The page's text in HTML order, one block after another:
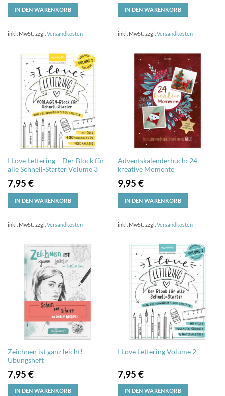
IN DEN WARENKORB
inkl. MwSt. zzgl. Versandkosten
IN DEN WARENKORB
inkl. MwSt. zzgl. Versandkosten
I Love Lettering – Der Block für
alle Schnell-Starter Volume 3
7,95 €
IN DEN WARENKORB
inkl. MwSt. zzgl. Versandkosten
Adventskalenderbuch: 24
kreative Momente
9,95 €
IN DEN WARENKORB
inkl. MwSt. zzgl. Versandkosten
Zeichnen ist ganz leicht!
Übungsheft
7,95 €
IN DEN WARENKORB
I Love Lettering Volume 2
7,95 €
IN DEN WARENKORB